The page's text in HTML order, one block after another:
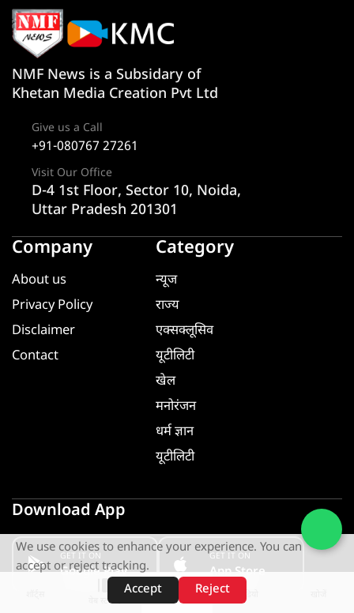
वेब स्टोरीज़
NMF News is a Subsidary of
Khetan Media Creation Pvt Ltd
Give us a Call
+91-080767 27261
Visit Our Office
D-4 1st Floor, Sector 10, Noida,
Uttar Pradesh 201301
Company
About us
Privacy Policy
Disclaimer
Contact
Category
न्यूज
राज्य
एक्सक्लूसिव
यूटीलिटी
खेल
मनोरंजन
धर्म ज्ञान
यूटीलिटी
Download App
GET IT ON
Google Play
GET IT ON
App Store
We use cookies to enhance your experience. You can
accept or reject tracking.
Accept
Reject